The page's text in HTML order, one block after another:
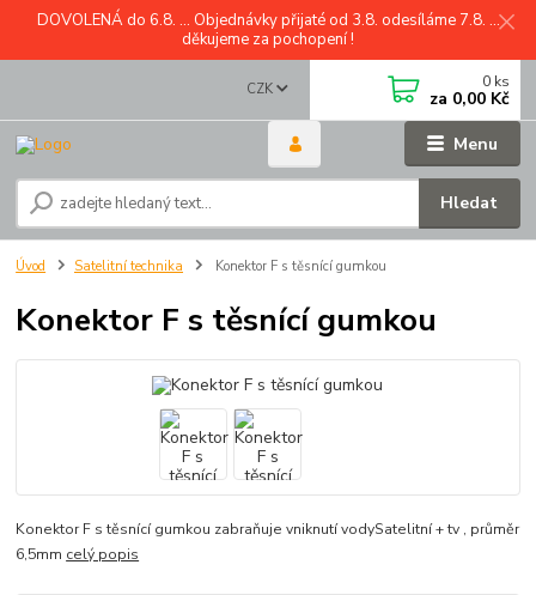
DOVOLENÁ do 6.8. ... Objednávky přijaté od 3.8. odesíláme 7.8. ...
děkujeme za pochopení !
Menu
CZK
Hledat
0 ks
za 0,00 Kč
Úvod Satelitní technika Konektor F s těsnící gumkou
Konektor F s těsnící gumkou
Konektor F s těsnící gumkou zabraňuje vniknutí vodySatelitní + tv , průměr
6,5mm celý popis